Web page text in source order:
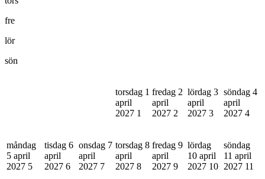
fre
lör
sön
torsdag 1
april
2027 1
fredag 2
april
2027 2
lördag 3
april
2027 3
söndag 4
april
2027 4
måndag
5 april
2027 5
tisdag 6
april
2027 6
onsdag 7
april
2027 7
torsdag 8
april
2027 8
fredag 9
april
2027 9
lördag
10 april
2027 10
söndag
11 april
2027 11